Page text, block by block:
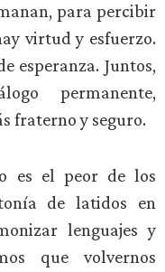
para percibir
virtud y esfuerzo.
esperanza. Juntos,
permanente,
fraterno y seguro.
es el peor de los
de latidos en
lenguajes y
que volvernos